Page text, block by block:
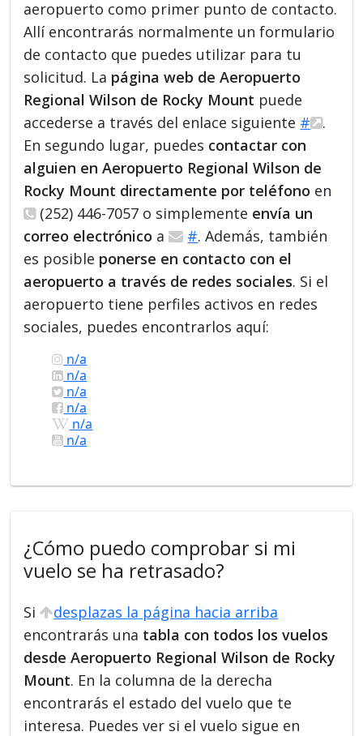
aeropuerto como primer punto de contacto.
Allí encontrarás normalmente un formulario
de contacto que puedes utilizar para tu
solicitud. La página web de Aeropuerto
Regional Wilson de Rocky Mount puede
accederse a través del enlace siguiente #
.
En segundo lugar, puedes contactar con
alguien en Aeropuerto Regional Wilson de
Rocky Mount directamente por teléfono en
(252) 446-7057 o simplemente envía un
correo electrónico a #. Además, también
es posible ponerse en contacto con el
aeropuerto a través de redes sociales. Si el
aeropuerto tiene perfiles activos en redes
sociales, puedes encontrarlos aquí:
n/a
n/a
n/a
n/a
n/a
n/a
¿Cómo puedo comprobar si mi
vuelo se ha retrasado?
Si
desplazas la página hacia arriba
encontrarás una tabla con todos los vuelos
desde Aeropuerto Regional Wilson de Rocky
Mount. En la columna de la derecha
encontrarás el estado del vuelo que te
interesa. Puedes ver si el vuelo sigue en